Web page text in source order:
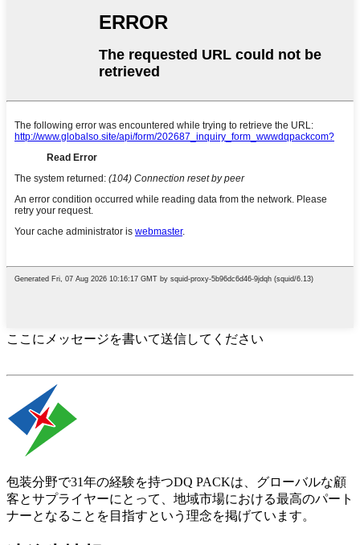
ここにメッセージを書いて送信してください
包装分野で31年の経験を持つDQ PACKは、グローバルな顧
客とサプライヤーにとって、地域市場における最高のパート
ナーとなることを目指すという理念を掲げています。